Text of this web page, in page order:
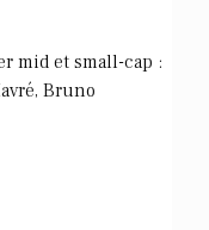
mid et small-cap :
Bruno